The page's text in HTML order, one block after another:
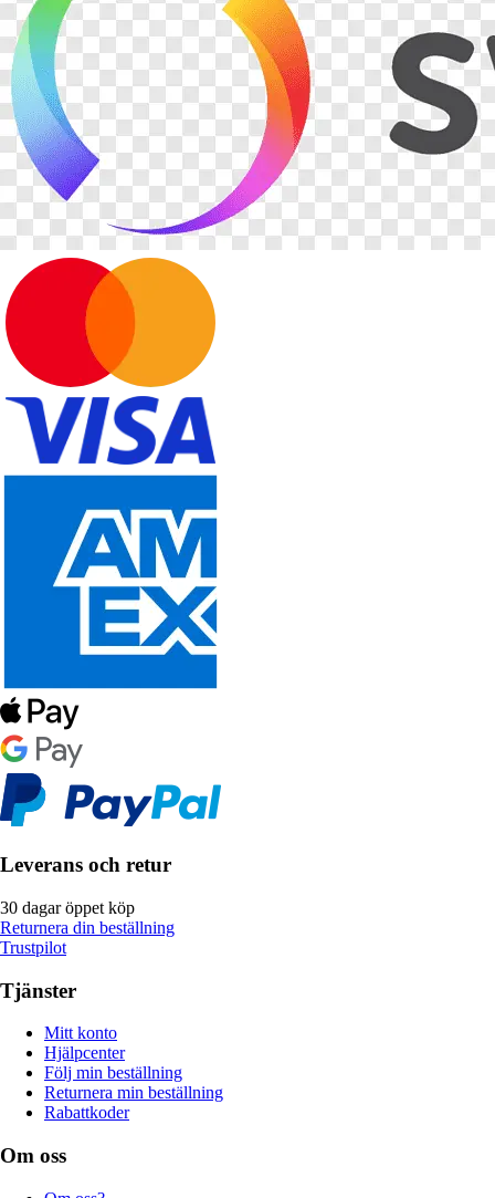
Leverans och retur
30 dagar öppet köp
Returnera din beställning
Trustpilot
Tjänster
Mitt konto
Hjälpcenter
Följ min beställning
Returnera min beställning
Rabattkoder
Om oss